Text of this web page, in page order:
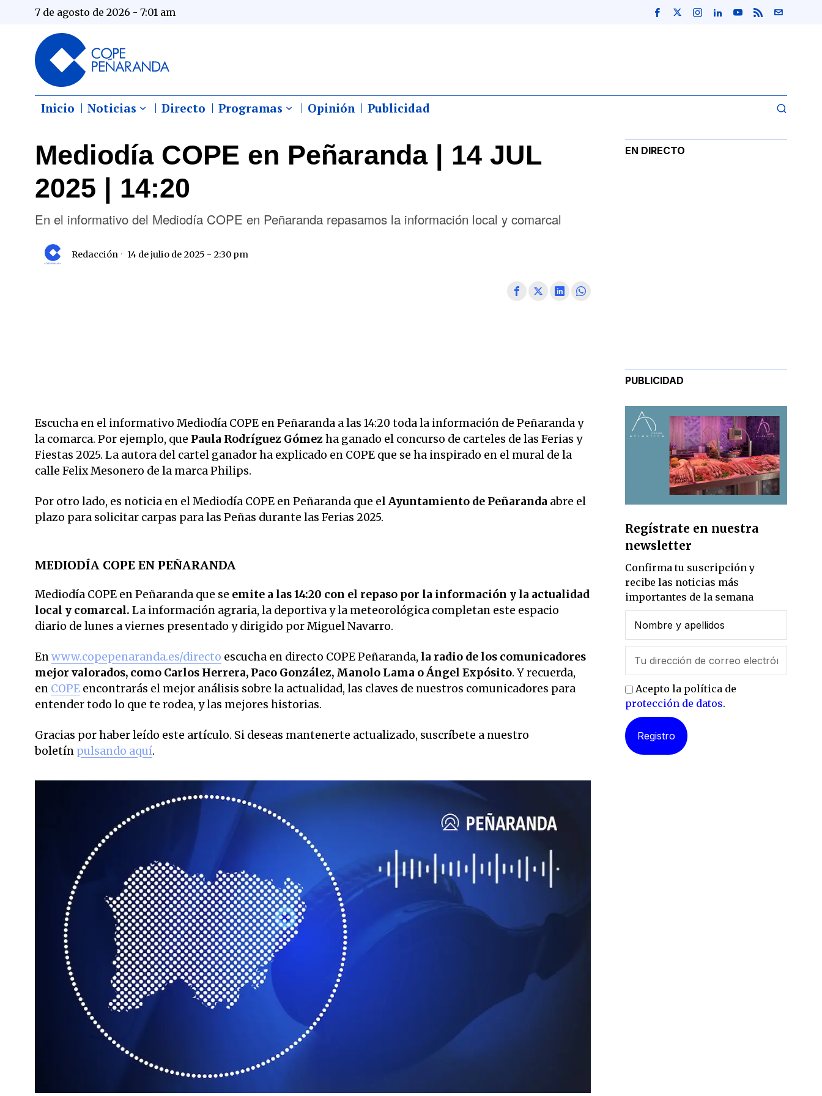
7 de agosto de 2026 - 7:01 am
Inicio Noticias Directo Programas Opinión Publicidad
Mediodía COPE en Peñaranda | 14 JUL
2025 | 14:20
En el informativo del Mediodía COPE en Peñaranda repasamos la información local y comarcal
Redacción 14 de julio de 2025 - 2:30 pm
Escucha en el informativo Mediodía COPE en Peñaranda a las 14:20 toda la información de Peñaranda y
la comarca. Por ejemplo, que Paula Rodríguez Gómezha ganado el concurso de carteles de las Ferias y
Fiestas 2025. La autora del cartel ganador ha explicado en COPE que se ha inspirado en el mural de la
calle Felix Mesonero de la marca Philips.
Por otro lado, es noticia en el Mediodía COPE en Peñaranda que el Ayuntamiento de Peñaranda abre el
plazo para solicitar carpas para las Peñas durante las Ferias 2025.
MEDIODÍA COPE EN PEÑARANDA
Mediodía COPE en Peñaranda que se emite a las 14:20 con el repaso por la información y la actualidad
local y comarcal. La información agraria, la deportiva y la meteorológica completan este espacio
diario de lunes a viernes presentado y dirigido por Miguel Navarro.
Enwww.copepenaranda.es/directo escucha en directo COPE Peñaranda, la radio de los comunicadores
mejor valorados, como Carlos Herrera, Paco González, Manolo Lama o Ángel Expósito. Y recuerda,
en COPE encontrarás el mejor análisis sobre la actualidad, las claves de nuestros comunicadores para
entender todo lo que te rodea, y las mejores historias.
Gracias por haber leído este artículo. Si deseas mantenerte actualizado, suscríbete a nuestro
boletín pulsando aquí.
EN DIRECTO
PUBLICIDAD
Regístrate en nuestra
newsletter
Confirma tu suscripción y
recibe las noticias más
importantes de la semana
Acepto la política de
protección de datos.